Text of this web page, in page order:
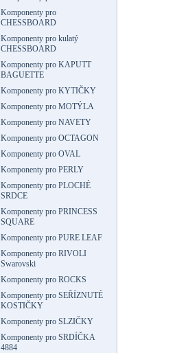
Komponenty pro
CHESSBOARD
Komponenty pro kulatý
CHESSBOARD
Komponenty pro KAPUTT
BAGUETTE
Komponenty pro KYTIČKY
Komponenty pro MOTÝLA
Komponenty pro NAVETY
Komponenty pro OCTAGON
Komponenty pro OVAL
Komponenty pro PERLY
Komponenty pro PLOCHÉ
SRDCE
Komponenty pro PRINCESS
SQUARE
Komponenty pro PURE LEAF
Komponenty pro RIVOLI
Swarovski
Komponenty pro ROCKS
Komponenty pro SEŘÍZNUTÉ
KOSTIČKY
Komponenty pro SLZIČKY
Komponenty pro SRDÍČKA
4884